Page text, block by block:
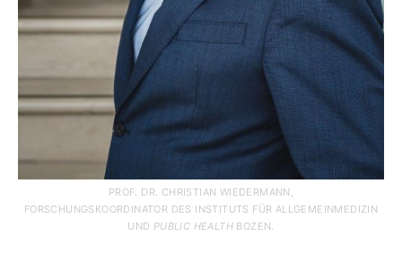
PROF. DR. CHRISTIAN WIEDERMANN,
FORSCHUNGSKOORDINATOR DES INSTITUTS FÜR ALLGEMEINMEDIZIN
UND PUBLIC HEALTH BOZEN.